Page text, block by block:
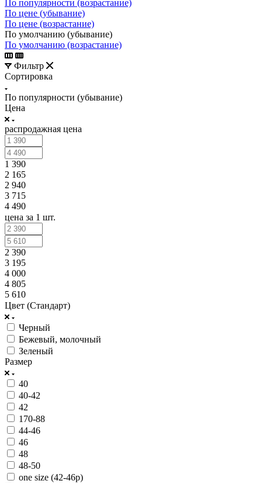
По популярности (возрастание)
По цене (убывание)
По цене (возрастание)
По умолчанию (убывание)
По умолчанию (возрастание)
Фильтр
Сортировка
По популярности (убывание)
Цена
распродажная цена
1 390
2 165
2 940
3 715
4 490
цена за 1 шт.
2 390
3 195
4 000
4 805
5 610
Цвет (Стандарт)
Черный
Бежевый, молочный
Зеленый
Размер
40
40-42
42
170-88
44-46
46
48
48-50
one size (42-46р)